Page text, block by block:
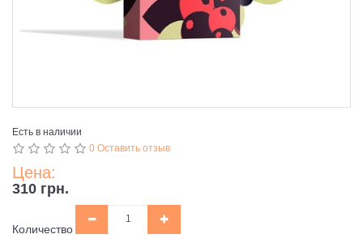
Есть в наличии
0 Оставить отзыв
Цена:
310 грн.
Количество